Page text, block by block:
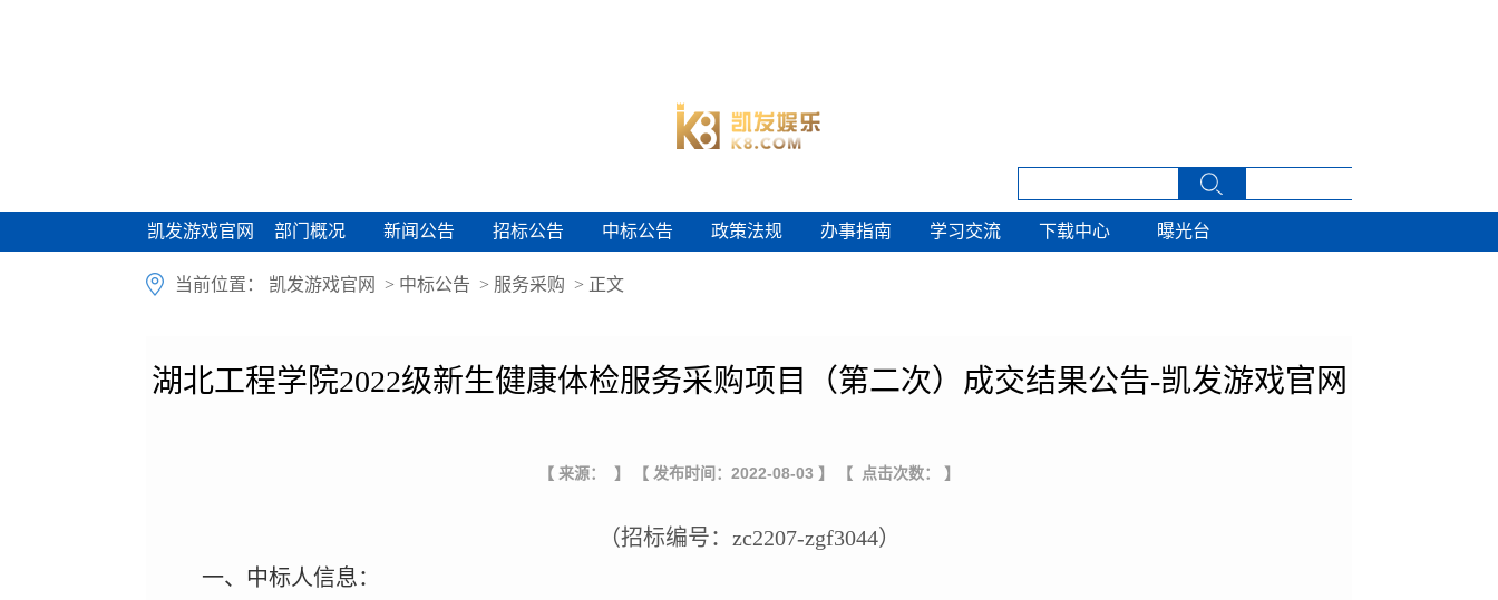
凯发游戏官网
凯发游戏官网 部门概况
部门概况 新闻公告
新闻公告 招标公告
招标公告 中标公告
中标公告 政策法规
政策法规 办事指南
办事指南 学习交流
学习交流 下载中心
下载中心 曝光台
曝光台
当前位置： 凯发游戏官网 > 中标公告 > 服务采购 > 正文
湖北工程学院2022级新生健康体检服务采购项目（第二次）成交结果公告-凯发游戏官网
【 来源： 】 【 发布时间：2022-08-03 】 【 点击次数： 】
（招标编号： zc2207-zgf3044）
一、中标人信息：